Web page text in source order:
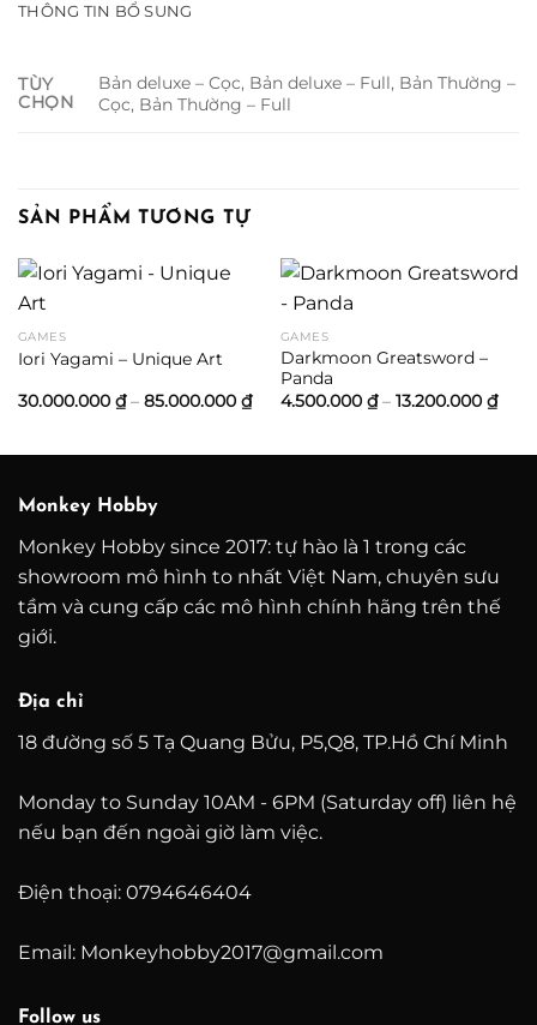
THÔNG TIN BỔ SUNG
TÙY
CHỌN
Bản deluxe – Cọc, Bản deluxe – Full, Bản Thường –
Cọc, Bản Thường – Full
SẢN PHẨM TƯƠNG TỰ
GAMES
Iori Yagami – Unique Art
30.000.000 ₫ – 85.000.000 ₫Khoảng
giá:
đến
GAMES
Darkmoon Greatsword –
Panda
4.500.000 ₫ – 13.200.000 ₫
giá:
đến
Monkey Hobby
Monkey Hobby since 2017: tự hào là 1 trong các
showroom mô hình to nhất Việt Nam, chuyên sưu
tầm và cung cấp các mô hình chính hãng trên thế
giới.
Địa chỉ
18 đường số 5 Tạ Quang Bửu, P5,Q8, TP.Hồ Chí Minh
Monday to Sunday 10AM - 6PM (Saturday off) liên hệ
nếu bạn đến ngoài giờ làm việc.
Điện thoại: 0794646404
Email: Monkeyhobby2017@gmail.com
Follow us